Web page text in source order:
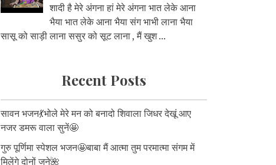
शादी है मेरे अंगना हां मेरे अंगना भात लेके आना
भैया भात लेके आना भैया संग भाभी लाना भैया
सासू को साड़ी लाना ससुर को सूट लाना , मैं खुश ...
Recent Posts
सावन भजन💃भोले मेरे मन को बनादो शिवाला जिधर देखूं आए
नजर डमरू वाला सुनें🤩
गुरु पूर्णिमा स्पेशल भजन🤩बाबा मैं आत्मा तुम परमात्मा संगम में
मिलेंगे दोनों जने🌺